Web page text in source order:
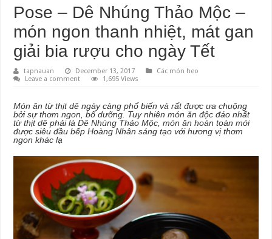
Pose – Dê Nhúng Thảo Mộc –
món ngon thanh nhiệt, mát gan
giải bia rượu cho ngày Tết
tapnauan December 13, 2017
Các món heo
Leave a comment
1,695 Views
Món ăn từ thịt dê ngày càng phổ biến và rất được ưa chuộng
bởi sự thơm ngon, bổ dưỡng. Tuy nhiên món ăn độc đáo nhất
từ thịt dê phải là Dê Nhúng Thảo Mộc, món ăn hoàn toàn mới
được siêu đầu bếp Hoàng Nhân sáng tạo với hương vị thơm
ngon khác lạ